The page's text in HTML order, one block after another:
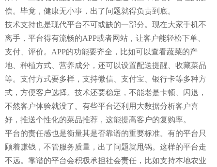
偿。毕竟，健康无小事，出了问题就得负责到底。
技术支持也是现代平台不可或缺的一部分。现在大家手机不
离手，平台得有流畅的APP或者网站，让客户能轻松下单、
支付、评价。APP的功能要齐全，比如可以查看蔬菜的产
地、种植方式、营养成分，还可以设置配送提醒、收藏菜品
等。支付方式要多样，支持微信、支付宝、银行卡等多种方
式，方便客户选择。技术还要稳定，不能老是卡顿、闪退，
不然客户体验就没了。有些平台还利用大数据分析客户喜
好，推送个性化的菜品推荐，这能提高客户的复购率。
平台的责任感也是衡量其是否靠谱的重要标准。有的平台只
顾着赚钱，不管服务质量，出了问题就甩锅。这样的平台走
不远。靠谱的平台会积极承担社会责任，比如支持本地农业